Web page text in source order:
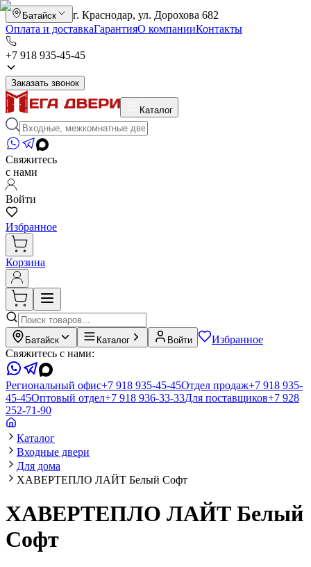
Батайск
г. Краснодар, ул. Дорохова 682
Оплата и доставкаГарантияО компанииКонтакты
+7 918 935-45-45
Заказать звонок
Каталог
Свяжитесь
с нами
Войти
Избранное
Корзина
Батайск Каталог Войти
Избранное
Свяжитесь с нами:
Региональный офис+7 918 935-45-45Отдел продаж+7 918 935-
45-45Оптовый отдел+7 918 936-33-33Для поставщиков+7 928
252-71-90
Каталог
Входные двери
Для дома
ХАВЕРТЕПЛО ЛАЙТ Белый Софт
ХАВЕРТЕПЛО ЛАЙТ Белый
Софт